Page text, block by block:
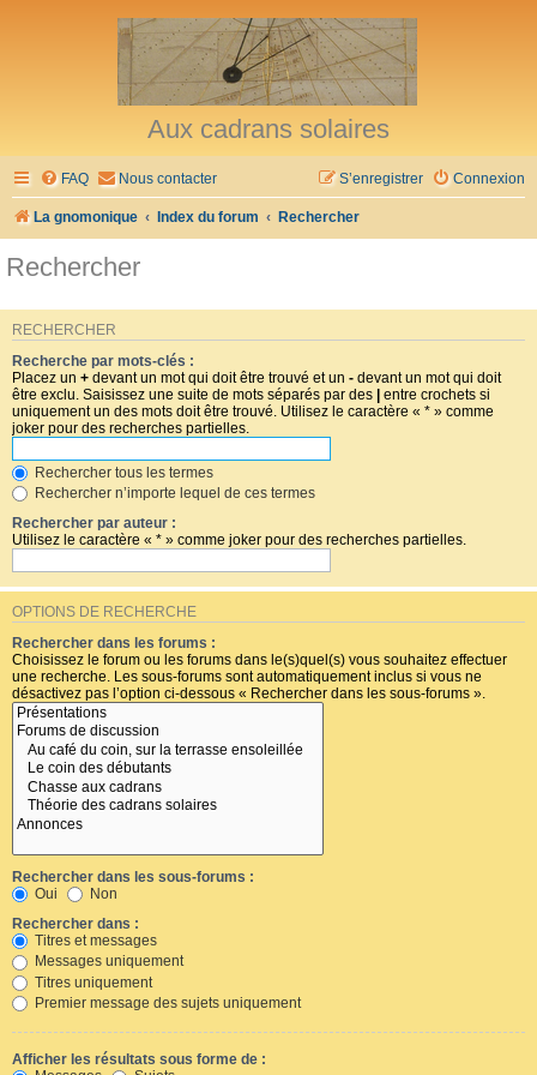
Aux cadrans solaires
FAQ Nous contacter Connexion
S’enregistrer
La gnomonique Index du forum Rechercher
Rechercher
RECHERCHER
Recherche par mots-clés :
Placez un + devant un mot qui doit être trouvé et un - devant un mot qui doit
être exclu. Saisissez une suite de mots séparés par des | entre crochets si
uniquement un des mots doit être trouvé. Utilisez le caractère « * » comme
joker pour des recherches partielles.
Rechercher tous les termes
Rechercher n’importe lequel de ces termes
Rechercher par auteur :
Utilisez le caractère « * » comme joker pour des recherches partielles.
OPTIONS DE RECHERCHE
Rechercher dans les forums :
Choisissez le forum ou les forums dans le(s)quel(s) vous souhaitez effectuer
une recherche. Les sous-forums sont automatiquement inclus si vous ne
désactivez pas l’option ci-dessous « Rechercher dans les sous-forums ».
Rechercher dans les sous-forums :
Oui
Non
Rechercher dans :
Titres et messages
Messages uniquement
Titres uniquement
Premier message des sujets uniquement
Afficher les résultats sous forme de :